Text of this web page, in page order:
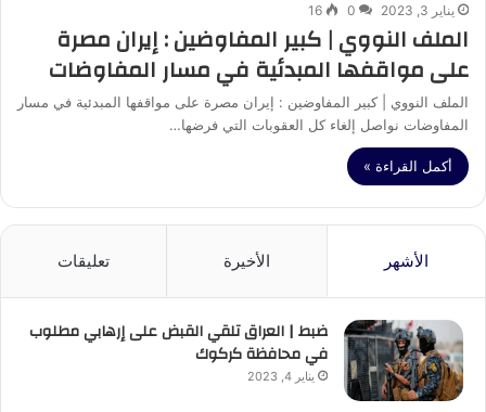
يناير 3, 2023 0
16
الملف النووي | كبير المفاوضين : إيران مصرة
على مواقفها المبدئية في مسار المفاوضات
الملف النووي | كبير المفاوضين : إيران مصرة على مواقفها المبدئية في مسار
المفاوضات نواصل إلغاء كل العقوبات التي فرضها…
أكمل القراءة »
الأشهر الأخيرة تعليقات
ضبط | العراق تلقي القبض على إرهابي مطلوب
في محافظة كركوك
يناير 4, 2023